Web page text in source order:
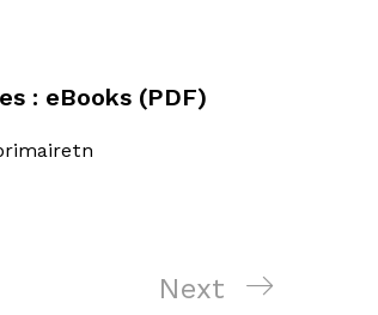
: eBooks (PDF)
Next
Next